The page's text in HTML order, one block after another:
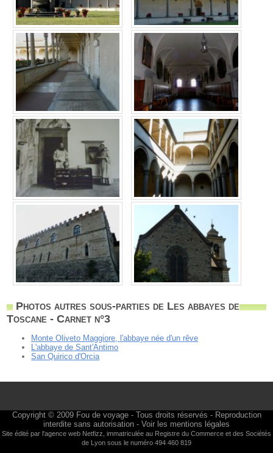
Photos autres sous-parties de Les abbayes de
Toscane - Carnet n°3
Monte Oliveto Maggiore, l'abbaye née d'un rêve
L'abbaye de Sant'Antimo
San Quirico d'Orcia
Copyright © 2009 Fou de voyage- Tous droits réservés - Reproduction
interdite sans autorisation - Voir les mentions légales
Site édité par l'agence web Netfizz , immatriculée au Registre du Commerce et des Sociétés
de Lyon sous le numéro 494 460 819